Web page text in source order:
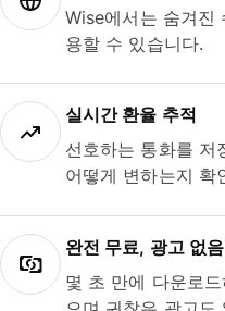
Wise에서는 숨겨진
용할 수 있습니다.
실시간 환율 추적
선호하는 통화를 저
어떻게 변하는지 확
완전 무료, 광고 없음
몇 초 만에 다운로